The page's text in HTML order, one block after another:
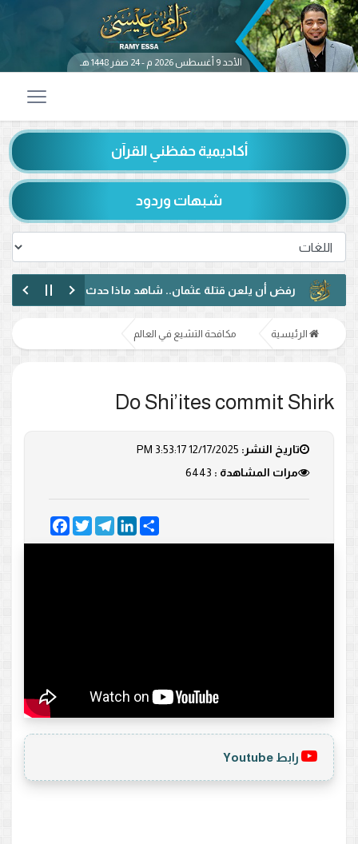
الأحد 9 أغسطس 2026 م - 24 صفر 1448 هـ
أكاديمية حفظني القرآن
شبهات وردود
رفض أن يلعن قتلة عثمان.. شاهد ماذا حدث بين رامي عيسى
الرئيسية مكافحة التشيع في العالم
Do Shi’ites commit Shirk
تاريخ النشر: 12/17/2025 3:53:17 PM
مرات المشاهدة : 6443
FacebookTwitter
TelegramLinkedInShare
رابط Youtube